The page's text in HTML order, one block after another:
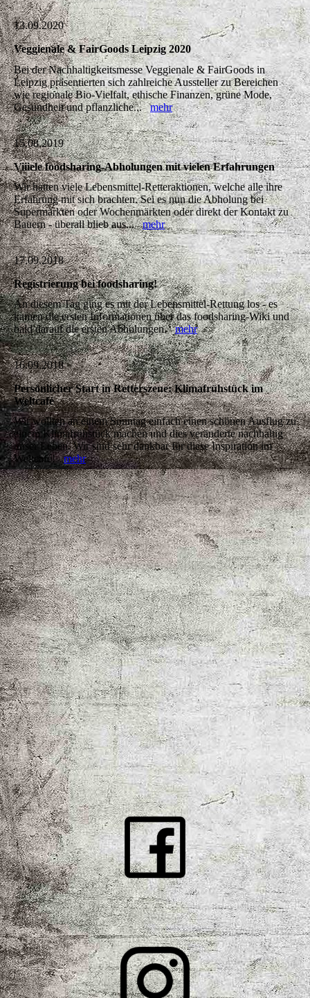
13.09.2020
Veggienale & FairGoods Leipzig 2020
Bei der Nachhaltigkeitsmesse Veggienale & FairGoods in
Leipzig präsentierten sich zahlreiche Aussteller zu Bereichen
wie regionale Bio-Vielfalt, ethische Finanzen, grüne Mode,
Gesundheit und pflanzliche...mehr
15.08.2019
Viiiele foodsharing-Abholungen mit vielen Erfahrungen
Wir hatten viele Lebensmittel-Retteraktionen, welche alle ihre
Erfahrung mit sich brachten. Sei es nun die Abholung bei
Supermärkten oder Wochenmärkten oder direkt der Kontakt zu
Bauern - überall blieb aus...mehr
17.09.2018
Registrierung bei foodsharing!
An diesem Tag ging es mit der Lebensmittel-Rettung los - es
kamen die ersten Informationen über das foodsharing-Wiki und
bald darauf die ersten Abholungen.mehr
16.09.2018
Persönlicher Start in Retterszene: Klimafrühstück im
Weltcafé
Wir wollten an einem Sonntag einfach einen schönen Ausflug zu
einem Klimafrühstück machen und dies veränderte nachhaltig
unser Leben. Wir sind sehr dankbar für diese Inspiration im
Weltcafé!mehr